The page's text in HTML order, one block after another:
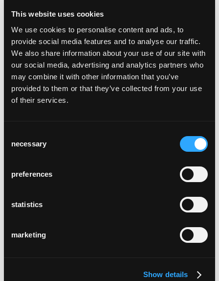
This website uses cookies
We use cookies to personalise content and ads, to
provide social media features and to analyse our traffic.
We also share information about your use of our site with
our social media, advertising and analytics partners who
may combine it with other information that you’ve
provided to them or that they’ve collected from your use
of their services.
Selection
necessary
preferences
statistics
marketing
Show details
présente avec une coque d'assise
confortable et une tête en bois massif
fraisée et courbée en trois dimensions, ce
qui est atypique pour des chaises à pieds
inclinés, et qui est posée et chevillée sur les
pieds arrière tournés.
Au bout du compte, Honett séduit par une
structure massive et stable, tout en donnant
Assise massive 3cm, pieds tournés,
anneau de pied en fonte noire, peint en
avec inscription originale
Variantes